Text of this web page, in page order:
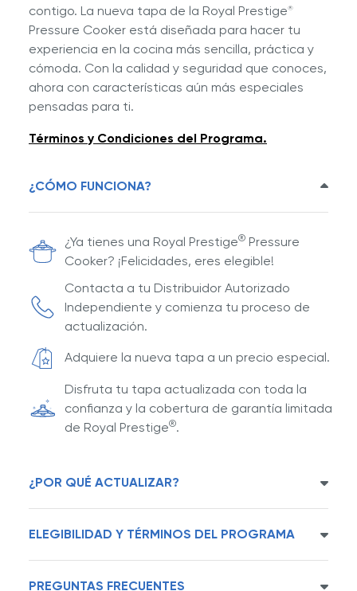
contigo. La nueva tapa de la Royal Prestige®
Pressure Cooker está diseñada para hacer tu
experiencia en la cocina más sencilla, práctica y
cómoda. Con la calidad y seguridad que conoces,
ahora con características aún más especiales
pensadas para ti.
Términos y Condiciones del Programa.
¿CÓMO FUNCIONA?
¿Ya tienes una Royal Prestige® Pressure
Cooker? ¡Felicidades, eres elegible!
Contacta a tu Distribuidor Autorizado
Independiente y comienza tu proceso de
actualización.
Adquiere la nueva tapa a un precio especial.
Disfruta tu tapa actualizada con toda la
confianza y la cobertura de garantía limitada
de Royal Prestige®.
¿POR QUÉ ACTUALIZAR?
Precio exclusivo de lealtad: Actualiza a un
precio especial para Clientes leales.
Diseño innovador: Experimenta una nueva
ELEGIBILIDAD Y TÉRMINOS DEL PROGRAMA
PREGUNTAS FRECUENTES